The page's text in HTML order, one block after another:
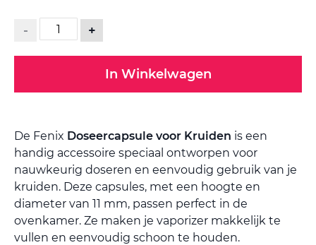
- +
In Winkelwagen
De Fenix Doseercapsule voor Kruiden is een
handig accessoire speciaal ontworpen voor
nauwkeurig doseren en eenvoudig gebruik van je
kruiden. Deze capsules, met een hoogte en
diameter van 11 mm, passen perfect in de
ovenkamer. Ze maken je vaporizer makkelijk te
vullen en eenvoudig schoon te houden.